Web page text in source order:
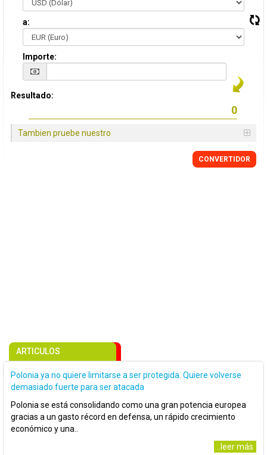
a:
Importe:
Resultado:
Tambien pruebe nuestro
CONVERTIDOR
ARTICULOS
Polonia ya no quiere limitarse a ser protegida. Quiere volverse
demasiado fuerte para ser atacada
Polonia se está consolidando como una gran potencia europea
gracias a un gasto récord en defensa, un rápido crecimiento
económico y una..
..leer más